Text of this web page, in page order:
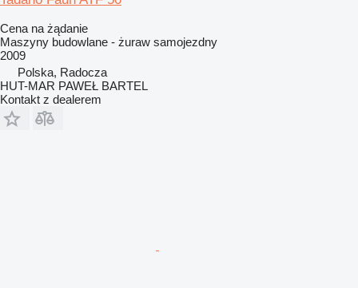
Cena na żądanie
Maszyny budowlane - żuraw samojezdny
2009
Polska, Radocza
HUT-MAR PAWEŁ BARTEL
Kontakt z dealerem